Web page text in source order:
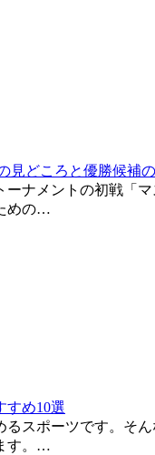
見どころと優勝候補
ーナメントの初戦「
めの…
すめ10選
スポーツです。そ
す。…